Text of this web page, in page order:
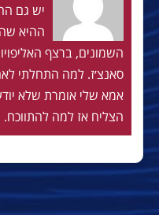
יש גם
ההיא
השמונים, ברצף
סאנצ׳ז. למה התחלתי
אמא שלי אומרת שלא
הצליח אז למה להתווכח.